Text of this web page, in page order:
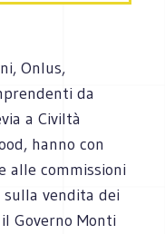
Onlus,
da
a Civiltà
hanno con
alle commissioni
vendita dei
Governo Monti